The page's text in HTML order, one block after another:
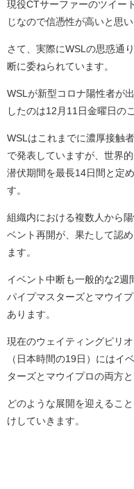
現役CTサーファーのツイー
じなので信憑性が高いと思い
さて、実際にWSLの思惑通
断に委ねられています。
WSLが新型コロナ陽性者が
したのは12月11日金曜日のこ
WSLはこれまでに濃厚接触
で発表していますが、世界
潜伏期間を最長14日間と定
す。
組織内における複数人から
ベント再開が、果たして認
ます。
イベント中断も一般的な2週
パイプマスターズとマウイ
あります。
現在のウェイティングピリ
（日本時間の19日）にはイ
ターズとマウイプロの両方
どのような展開を迎えるこ
けしていきます。